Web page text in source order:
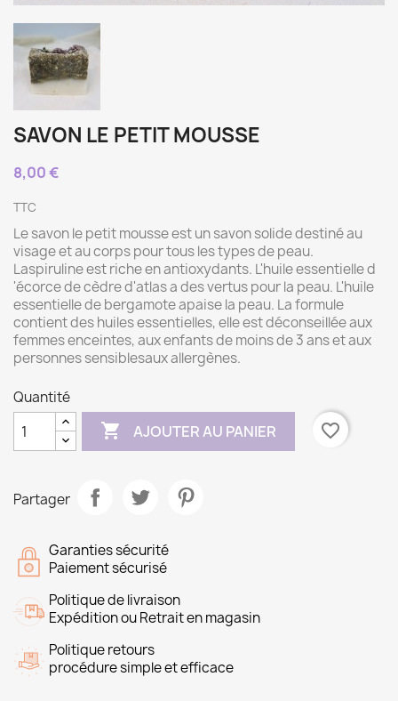
SAVON LE PETIT MOUSSE
8,00 €
TTC
Le savon le petit mousse est un savon solide destiné au
visage et au corps pour tous les types de peau.
Laspiruline est riche en antioxydants. L'huile essentielle d
'écorce de cèdre d'atlas a des vertus pour la peau. L'huile
essentielle de bergamote apaise la peau. La formule
contient des huiles essentielles, elle est déconseillée aux
femmes enceintes, aux enfants de moins de 3 ans et aux
personnes sensiblesaux allergènes.
Quantité
 AJOUTER AU PANIER favorite_border
Partager
Garanties sécurité
Paiement sécurisé
Politique de livraison
Expédition ou Retrait en magasin
Politique retours
procédure simple et efficace